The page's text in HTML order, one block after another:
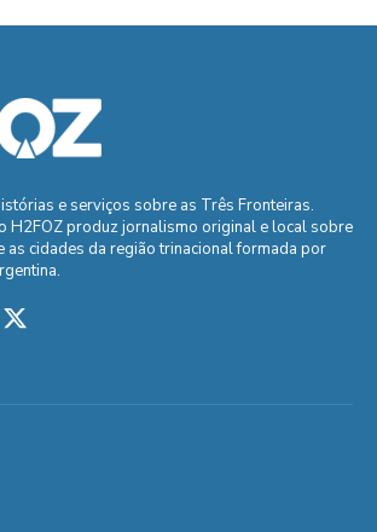
e serviços sobre as Três Fronteiras.
H2FOZ produz jornalismo original e local sobre
as cidades da região trinacional formada por